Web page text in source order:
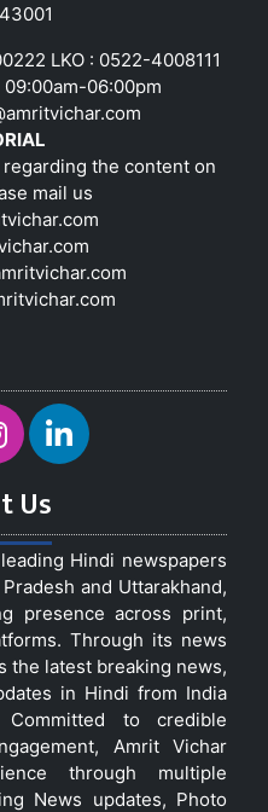
LKO : 0522-4008111
06:00pm
the content on
mail us
Us
Hindi newspapers
and Uttarakhand,
presence across print,
Through its news
the latest breaking news,
in Hindi from India
to credible
Amrit Vichar
through multiple
News updates, Photo